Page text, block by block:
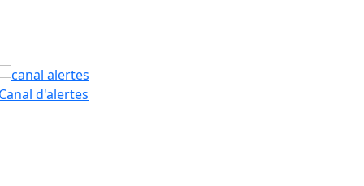
Canal d'alertes